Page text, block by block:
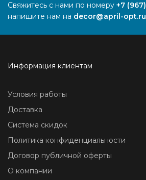
Свяжитесь с нами по номеру +7
напишите нам на decor@april-opt.ru
Информация клиентам
Условия работы
Доставка
Система скидок
Политика конфиденциальности
Договор публичной оферты
О компании